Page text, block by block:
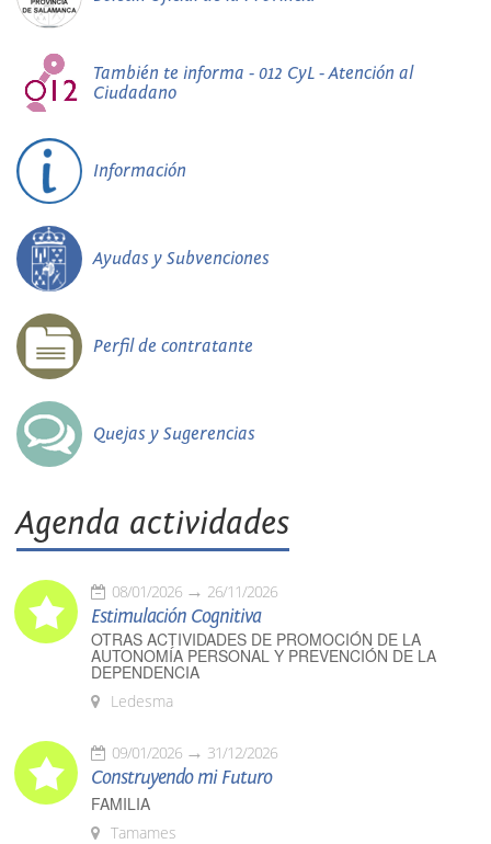
También te informa - 012 CyL - Atención al
Ciudadano
Información
Ayudas y Subvenciones
Perfil de contratante
Quejas y Sugerencias
Agenda actividades
08/01/2026 26/11/2026
Estimulación Cognitiva
OTRAS ACTIVIDADES DE PROMOCIÓN DE LA
AUTONOMÍA PERSONAL Y PREVENCIÓN DE LA
DEPENDENCIA
Ledesma
09/01/2026 31/12/2026
Construyendo mi Futuro
FAMILIA
Tamames